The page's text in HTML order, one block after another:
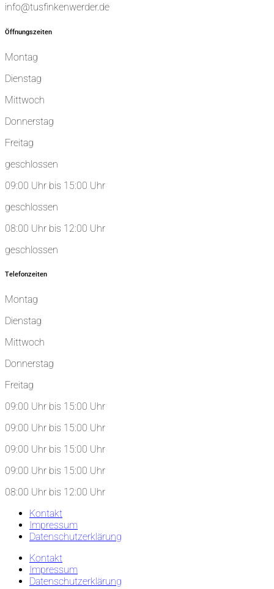
info@tusfinkenwerder.de
Öffnungszeiten
Montag
Dienstag
Mittwoch
Donnerstag
Freitag
geschlossen
09:00 Uhr bis 15:00 Uhr
geschlossen
08:00 Uhr bis 12:00 Uhr
geschlossen
Telefonzeiten
Montag
Dienstag
Mittwoch
Donnerstag
Freitag
09:00 Uhr bis 15:00 Uhr
09:00 Uhr bis 15:00 Uhr
09:00 Uhr bis 15:00 Uhr
09:00 Uhr bis 15:00 Uhr
08:00 Uhr bis 12:00 Uhr
Kontakt
Impressum
Datenschutzerklärung
Kontakt
Impressum
Datenschutzerklärung